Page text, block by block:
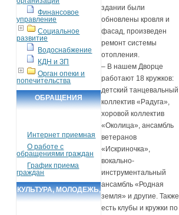
Финансовое
управление
Социальное
развитие
Водоснабжение
КДН и ЗП
Орган опеки и
попечительства
ОБРАЩЕНИЯ
Интернет приемная
О работе с
обращениями граждан
График приема
граждан
КУЛЬТУРА, МОЛОДЕЖЬ,
здании были
обновлены кровля и
фасад, произведен
ремонт системы
отопления.
– В нашем Дворце
работают 18 кружков:
детский танцевальный
коллектив «Радуга»,
хоровой коллектив
«Околица», ансамбль
ветеранов
«Искриночка»,
вокально-
инструментальный
ансамбль «Родная
земля» и другие. Также
есть клубы и кружки по